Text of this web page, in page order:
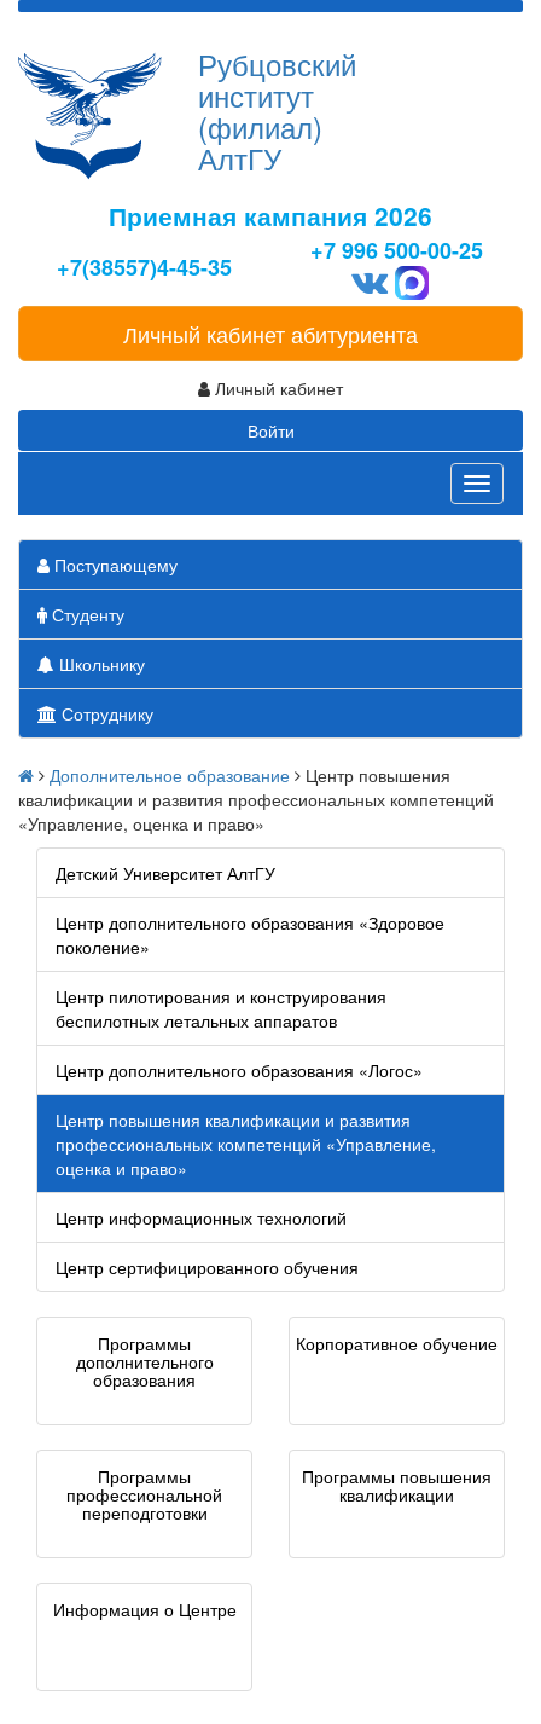
Рубцовский
институт
(филиал)
АлтГУ
Приемная кампания 2026
+7(38557)4-45-35
+7 996 500-00-25
Личный кабинет абитуриента
Личный кабинет
Войти
Toggle
Поступающему
Студенту
Школьнику
Сотруднику
Дополнительное образование
Центр повышения
квалификации и развития профессиональных компетенций
«Управление, оценка и право»
Детский Университет АлтГУ
Центр дополнительного образования «Здоровое
поколение»
Центр пилотирования и конструирования
беспилотных летальных аппаратов
Центр дополнительного образования «Логос»
Центр повышения квалификации и развития
профессиональных компетенций «Управление,
оценка и право»
Центр информационных технологий
Центр сертифицированного обучения
Программы
дополнительного
образования
Корпоративное обучение
Программы
профессиональной
переподготовки
Программы повышения
квалификации
Информация о Центре